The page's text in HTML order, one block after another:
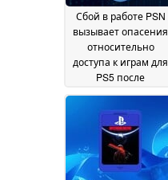
Сбой в работе PSN
вызывает опасения
относительно
доступа к играм для
PS5 после
завершения эпохи
физических дисков
25 July 2026